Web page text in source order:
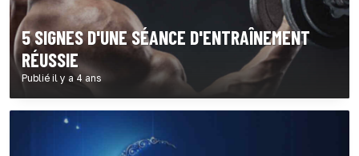
5 SIGNES D'UNE SÉANCE D'ENTRAÎNEMENT
RÉUSSIE
Publié il y a 4 ans